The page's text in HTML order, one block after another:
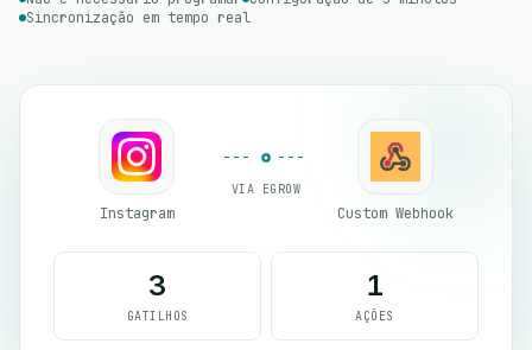
Sincronização em tempo real
Instagram
VIA EGROW
Custom Webhook
3
GATILHOS
1
AÇÕES